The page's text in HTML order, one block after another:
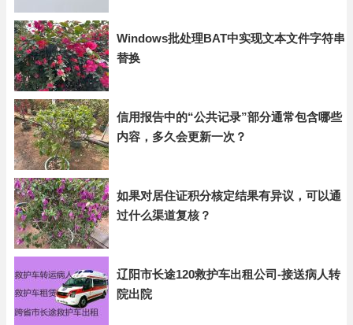
Windows批处理BAT中实现文本文件字符串
替换
信用报告中的“公共记录”部分通常包含哪些
内容，多久会更新一次？
如果对居住证积分核定结果有异议，可以通
过什么渠道复核？
辽阳市长途120救护车出租公司-接送病人转
院出院